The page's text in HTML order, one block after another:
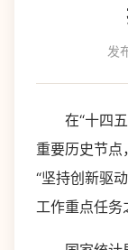
发
在“十四五”
重要历史节
“坚持创新驱
工作重点任务